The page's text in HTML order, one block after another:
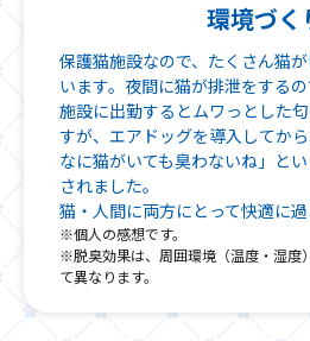
環境づく
保護猫施設なので、たくさん猫
います。夜間に猫が排泄をする
施設に出勤するとムワっとした
すが、エアドッグを導入してか
なに猫がいても臭わないね」と
されました。
猫・人間に両方にとって快適に過
※個人の感想です。
※脱臭効果は、周囲環境（温度・湿度
て異なります。